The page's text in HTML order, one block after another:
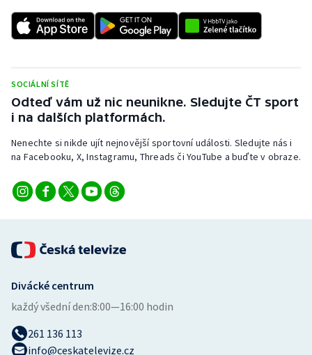
SOCIÁLNÍ SÍTĚ
Odteď vám už nic neunikne. Sledujte ČT sport
i na dalších platformách.
Nenechte si nikde ujít nejnovější sportovní události. Sledujte nás i
na Facebooku, X, Instagramu, Threads či YouTube a buďte v obraze.
Divácké centrum
každý všední den:8:00—16:00 hodin
261 136 113
info@ceskatelevize.cz